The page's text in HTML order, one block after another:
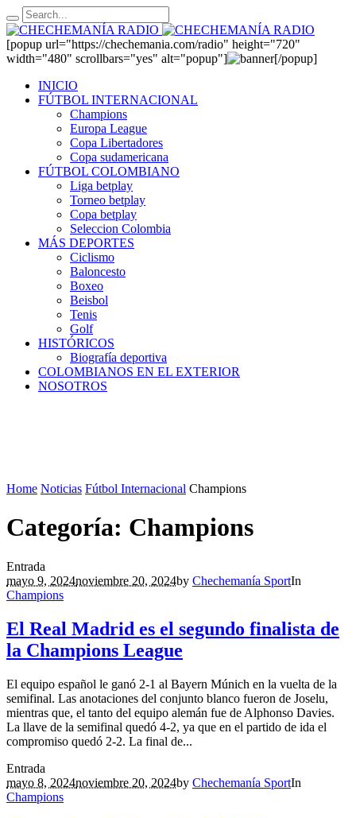
[popup url="https://chechemania.com/radio" height="720"
width="480" scrollbars="yes" alt="popup"]
[/popup]
INICIO
FÚTBOL INTERNACIONAL
Champions
Europa League
Copa Libertadores
Copa sudamericana
FÚTBOL COLOMBIANO
Liga betplay
Torneo betplay
Copa betplay
Seleccion Colombia
MÁS DEPORTES
Ciclismo
Baloncesto
Boxeo
Beisbol
Tenis
Golf
HISTÓRICOS
Biografía deportiva
COLOMBIANOS EN EL EXTERIOR
NOSOTROS
Home Noticias Fútbol Internacional Champions
Categoría: Champions
Entrada
mayo 9, 2024noviembre 20, 2024by Chechemanía SportIn
Champions
El Real Madrid es el segundo finalista de
la Champions League
El equipo español le ganó 2-1 al Bayern Múnich en la vuelta de la
semifinal. Las anotaciones del conjunto blanco fueron de Joselu,
mientras que, el tanto del equipo alemán fue de Alphonso Davies.
La llave de la semifinal quedó 4-2, ya que en el partido de ida el
compromiso quedó 2-2. La final de...
Entrada
mayo 8, 2024noviembre 20, 2024by Chechemanía SportIn
Champions